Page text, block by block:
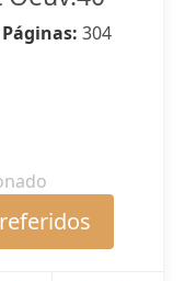
304